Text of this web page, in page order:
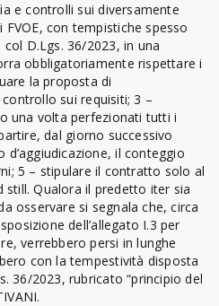
e controlli sui diversamente
con tempistiche spesso
D.Lgs. 36/2023, in una
obbligatoriamente rispettare i
la proposta di
sui requisiti; 3 –
una volta perfezionati tutti i
dal giorno successivo
il conteggio
5 – stipulare il contratto solo al
Qualora il predetto iter sia
osservare si segnala che, circa
dell’allegato I.3 per
verrebbero persi in lunghe
con la tempestività disposta
36/2023, rubricato “principio del